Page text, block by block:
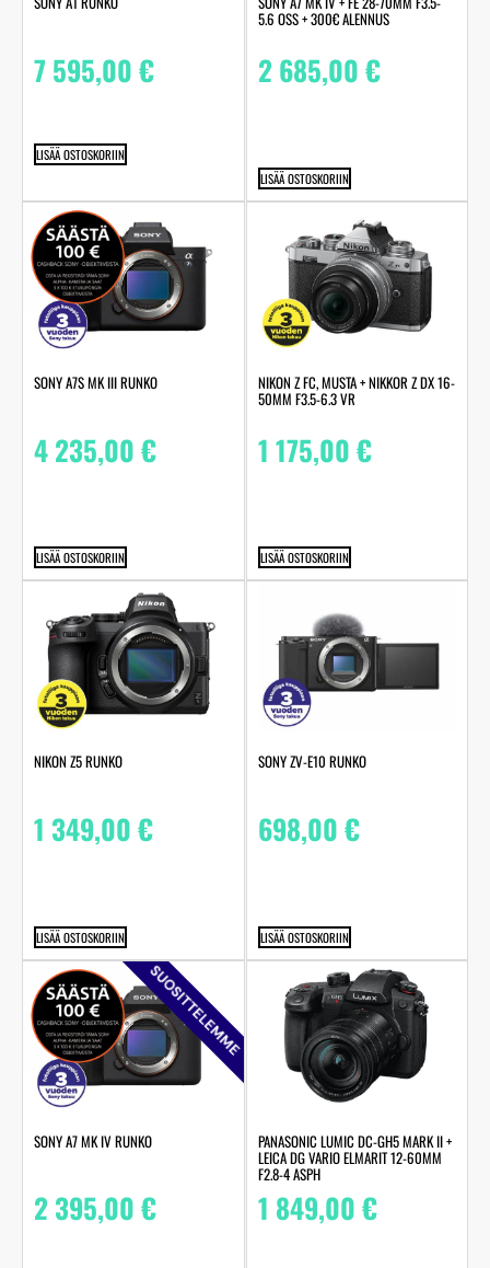
7 595,00€
LISÄÄ OSTOSKORIIN
5.6 OSS + 300€ ALENNUS
2 685,00€
LISÄÄ OSTOSKORIIN
SONY A7S MK III RUNKO
4 235,00€
LISÄÄ OSTOSKORIIN
NIKON Z FC, MUSTA + NIKKOR Z DX 16-
50MM F3.5-6.3 VR
1 175,00€
LISÄÄ OSTOSKORIIN
NIKON Z5 RUNKO
1 349,00€
LISÄÄ OSTOSKORIIN
SONY ZV-E10 RUNKO
698,00€
LISÄÄ OSTOSKORIIN
SUOSITTELEMME
SONY A7 MK IV RUNKO
2 395,00€
PANASONIC LUMIC DC-GH5 MARK II +
LEICA DG VARIO ELMARIT 12-60MM
F2.8-4 ASPH
1 849,00€